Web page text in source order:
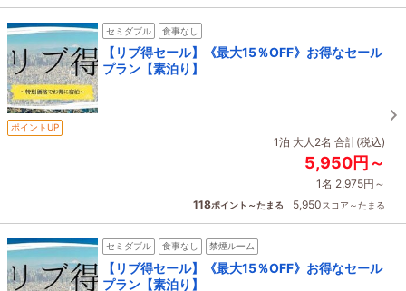
セミダブル 食事なし
【リブ得セール】《最大15％OFF》お得なセール
プラン【素泊り】
ポイントUP
1泊 大人2名 合計(税込)
5,950円～
1名 2,975円～
118ポイント～たまる 5,950スコア～たまる
セミダブル 食事なし 禁煙ルーム
【リブ得セール】《最大15％OFF》お得なセール
プラン【素泊り】